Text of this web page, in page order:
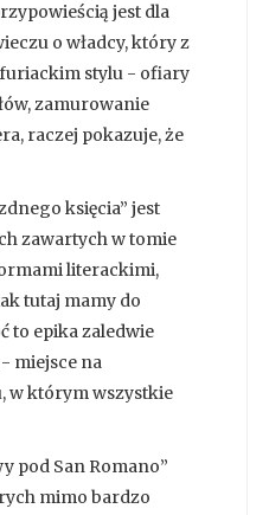
jest dla
o władcy, który z
furiackim stylu - ofiary
zamurowanie
raczej pokazuje, że
księcia” jest
zawartych w tomie
literackimi,
tutaj mamy do
to epika zaledwie
miejsce na
w którym wszystkie
pod San Romano”
mimo bardzo